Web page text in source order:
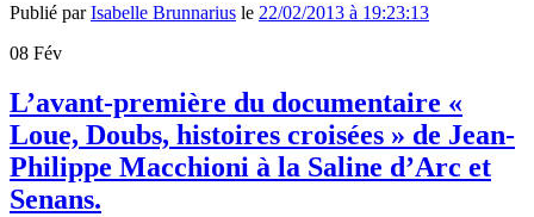
Publié parIsabelle Brunnarius le 22/02/2013 à 19:23:13
08 Fév
L’avant-première du documentaire «
Loue, Doubs, histoires croisées » de Jean-
Philippe Macchioni à la Saline d’Arc et
Senans.